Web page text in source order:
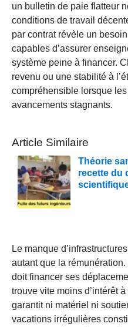
un bulletin de paie flatteur
conditions de travail
par contrat révèle un
capables d’assurer
système peine à financer.
revenu ou une stabilité à
compréhensible lorsque
avancements stagnants.
Article Similaire
Théorie
recette du
Le manque
autant que la
doit financer ses
trouve vite moins d’intérêt
garantit ni matériel ni
vacations irrégulières